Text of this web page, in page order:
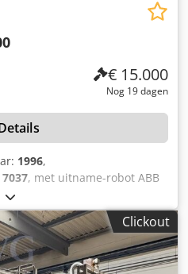
€ 15.000
Nog 19 dagen
1996,
7037, met uitname-robot ABB
1318,
WOLLIN sproeiapparaat,
touchbedieningspaneel,
1 ABB
Dodpfezhax
Clickout